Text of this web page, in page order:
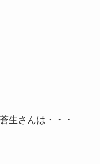
生さんは・・・